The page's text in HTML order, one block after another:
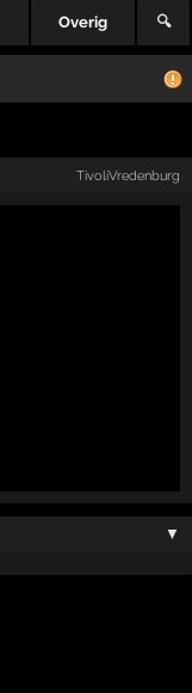
Overig 🔍
TivoliVredenburg
▼